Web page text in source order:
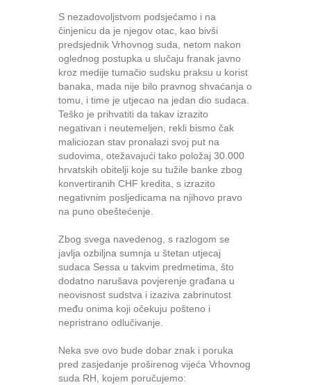
S nezadovoljstvom podsjećamo i na
činjenicu da je njegov otac, kao bivši
predsjednik Vrhovnog suda, netom nakon
oglednog postupka u slučaju franak javno
kroz medije tumačio sudsku praksu u korist
banaka, mada nije bilo pravnog shvaćanja o
tomu, i time je utjecao na jedan dio sudaca.
Teško je prihvatiti da takav izrazito
negativan i neutemeljen, rekli bismo čak
maliciozan stav pronalazi svoj put na
sudovima, otežavajući tako položaj 30.000
hrvatskih obitelji koje su tužile banke zbog
konvertiranih CHF kredita, s izrazito
negativnim posljedicama na njihovo pravo
na puno obeštećenje.
Zbog svega navedenog, s razlogom se
javlja ozbiljna sumnja u štetan utjecaj
sudaca Sessa u takvim predmetima, što
dodatno narušava povjerenje građana u
neovisnost sudstva i izaziva zabrinutost
među onima koji očekuju pošteno i
nepristrano odlučivanje.
Neka sve ovo bude dobar znak i poruka
pred zasjedanje proširenog vijeća Vrhovnog
suda RH, kojem poručujemo: